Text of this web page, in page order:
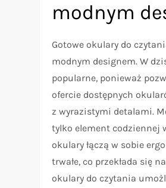
modnym
Gotowe okulary do
modnym designem. W
popularne, ponieważ
ofercie dostępnych
z wyrazistymi detalami.
tylko element codziennej
okulary łączą w sobie
trwałe, co przekłada się
okulary do czytania